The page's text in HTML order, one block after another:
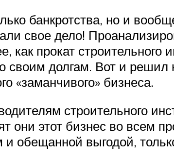
банкротства, но и
свое дело!
как прокат
своим долгам. Вот и решил
«заманчивого» бизнеса.
строительного
они этот бизнес во всем
обещанной выгодой,